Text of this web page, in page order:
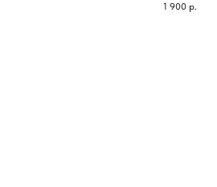
1 900 р.